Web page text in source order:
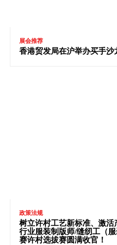
展会推荐
香港贸发局在沪举办买手沙
政策法规
树立许村工艺新标准、激
行业服装制版师/缝纫工（
赛许村选拔赛圆满收官！